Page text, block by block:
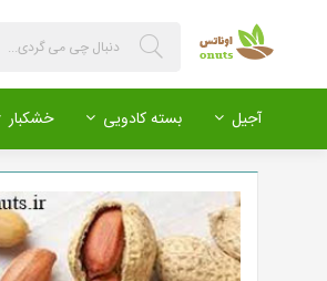
آجیل بسته کادویی خشکبار